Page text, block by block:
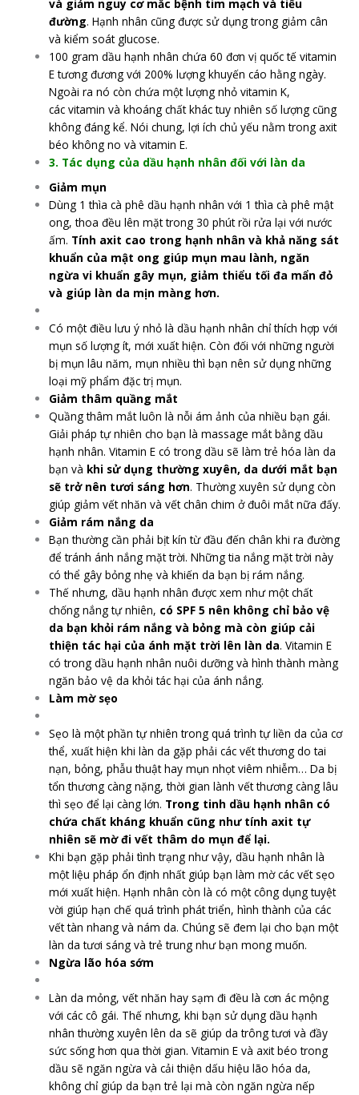
và giảm nguy cơ mắc bệnh tim mạch và tiểu
đường. Hạnh nhân cũng được sử dụng trong giảm cân
và kiểm soát glucose.
100 gram dầu hạnh nhân chứa 60 đơn vị quốc tế vitamin
E tương đương với 200% lượng khuyến cáo hằng ngày.
Ngoài ra nó còn chứa một lượng nhỏ vitamin K,
các vitamin và khoáng chất khác tuy nhiên số lượng cũng
không đáng kể. Nói chung, lợi ích chủ yếu nằm trong axit
béo không no và vitamin E.
3. Tác dụng của dầu hạnh nhân đối với làn da
Giảm mụn
Dùng 1 thìa cà phê dầu hạnh nhân với 1 thìa cà phê mật
ong, thoa đều lên mặt trong 30 phút rồi rửa lại với nước
ấm. Tính axit cao trong hạnh nhân và khả năng sát
khuẩn của mật ong giúp mụn mau lành, ngăn
ngừa vi khuẩn gây mụn, giảm thiểu tối đa mẩn đỏ
và giúp làn da mịn màng hơn.
Có một điều lưu ý nhỏ là dầu hạnh nhân chỉ thích hợp với
mụn số lượng ít, mới xuất hiện. Còn đối với những người
bị mụn lâu năm, mụn nhiều thì bạn nên sử dụng những
loại mỹ phẩm đặc trị mụn.
Giảm thâm quầng mắt
Quầng thâm mắt luôn là nỗi ám ảnh của nhiều bạn gái.
Giải pháp tự nhiên cho bạn là massage mắt bằng dầu
hạnh nhân. Vitamin E có trong dầu sẽ làm trẻ hóa làn da
bạn và khi sử dụng thường xuyên, da dưới mắt bạn
sẽ trở nên tươi sáng hơn. Thường xuyên sử dụng còn
giúp giảm vết nhăn và vết chân chim ở đuôi mắt nữa đấy.
Giảm rám nắng da
Bạn thường cần phải bịt kín từ đầu đến chân khi ra đường
để tránh ánh nắng mặt trời. Những tia nắng mặt trời này
có thể gây bỏng nhẹ và khiến da bạn bị rám nắng.
Thế nhưng, dầu hạnh nhân được xem như một chất
chống nắng tự nhiên, có SPF 5 nên không chỉ bảo vệ
da bạn khỏi rám nắng và bỏng mà còn giúp cải
thiện tác hại của ánh mặt trời lên làn da. Vitamin E
có trong dầu hạnh nhân nuôi dưỡng và hình thành màng
ngăn bảo vệ da khỏi tác hại của ánh nắng.
Làm mờ sẹo
Sẹo là một phần tự nhiên trong quá trình tự liền da của cơ
thể, xuất hiện khi làn da gặp phải các vết thương do tai
nạn, bỏng, phẫu thuật hay mụn nhọt viêm nhiễm… Da bị
tổn thương càng nặng, thời gian lành vết thương càng lâu
thì sẹo để lại càng lớn. Trong tinh dầu hạnh nhân có
chứa chất kháng khuẩn cũng như tính axit tự
nhiên sẽ mờ đi vết thâm do mụn để lại.
Khi bạn gặp phải tình trạng như vậy, dầu hạnh nhân là
một liệu pháp ổn định nhất giúp bạn làm mờ các vết sẹo
mới xuất hiện. Hạnh nhân còn là có một công dụng tuyệt
vời giúp hạn chế quá trình phát triển, hình thành của các
vết tàn nhang và nám da. Chúng sẽ đem lại cho bạn một
làn da tươi sáng và trẻ trung như bạn mong muốn.
Ngừa lão hóa sớm
Làn da mỏng, vết nhăn hay sạm đi đều là cơn ác mộng
với các cô gái. Thế nhưng, khi bạn sử dụng dầu hạnh
nhân thường xuyên lên da sẽ giúp da trông tươi và đầy
sức sống hơn qua thời gian. Vitamin E và axit béo trong
dầu sẽ ngăn ngừa và cải thiện dấu hiệu lão hóa da,
không chỉ giúp da bạn trẻ lại mà còn ngăn ngừa nếp